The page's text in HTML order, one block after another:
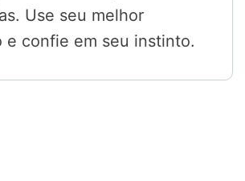
Use seu melhor
e confie em seu instinto.